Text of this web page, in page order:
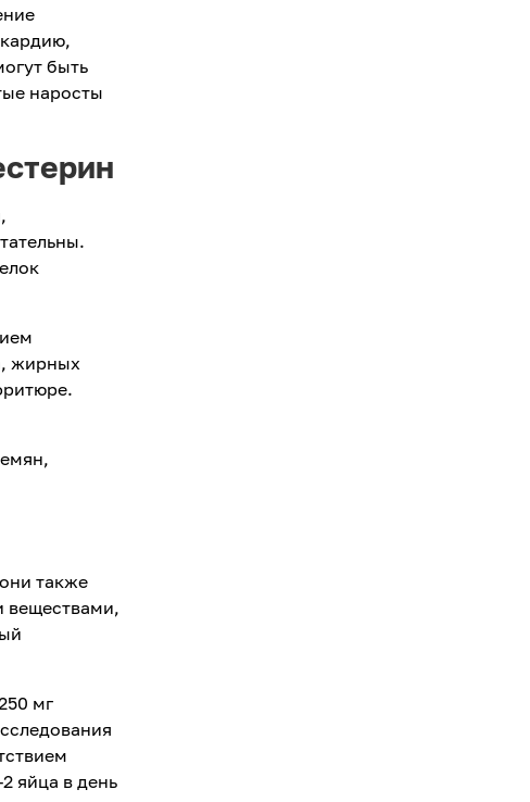
быть
наросты
жирных
также
веществами,
мг
яйца в день